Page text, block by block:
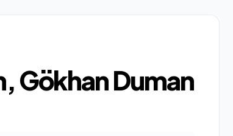
Gökhan Duman